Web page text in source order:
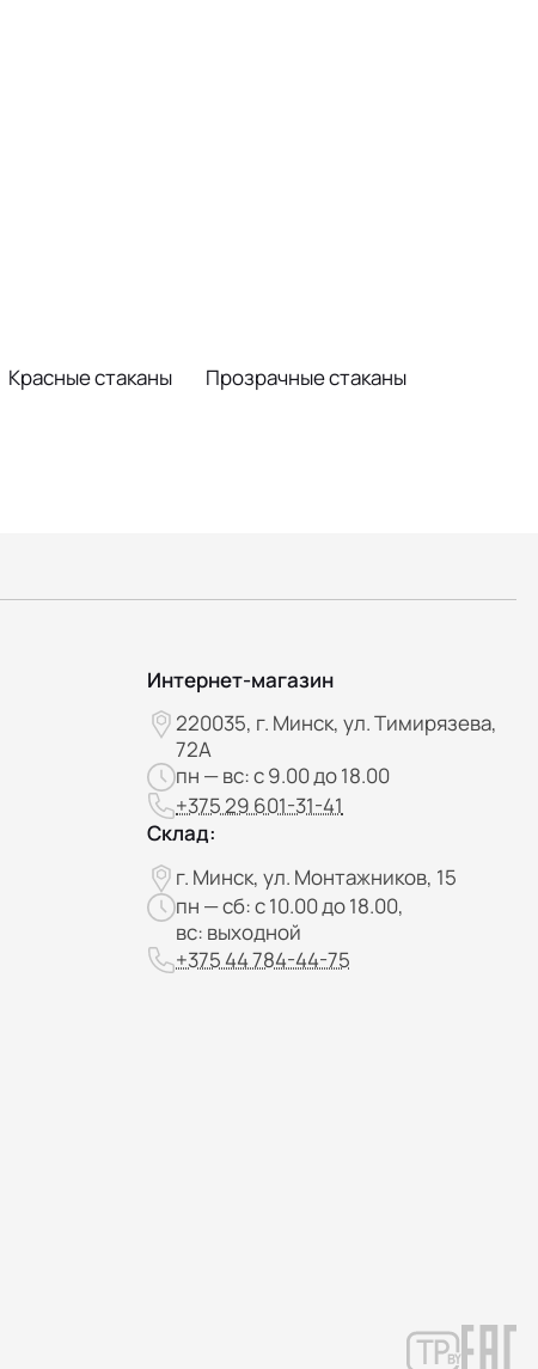
Красные стаканы Прозрачные стаканы
Интернет-магазин
220035, г. Минск, ул. Тимирязева,
72А
пн — вс: с 9.00 до 18.00
+375 29 601-31-41
Склад:
г. Минск, ул. Монтажников, 15
пн — сб: с 10.00 до 18.00,
вс: выходной
+375 44 784-44-75